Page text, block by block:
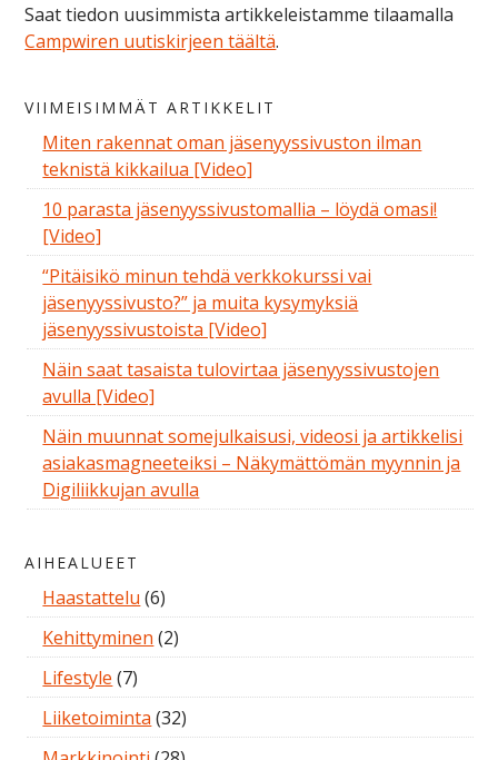
Saat tiedon uusimmista artikkeleistamme tilaamalla
Campwiren uutiskirjeen täältä.
VIIMEISIMMÄT ARTIKKELIT
Miten rakennat oman jäsenyyssivuston ilman
teknistä kikkailua [Video]
10 parasta jäsenyyssivustomallia – löydä omasi!
[Video]
“Pitäisikö minun tehdä verkkokurssi vai
jäsenyyssivusto?” ja muita kysymyksiä
jäsenyyssivustoista [Video]
Näin saat tasaista tulovirtaa jäsenyyssivustojen
avulla [Video]
Näin muunnat somejulkaisusi, videosi ja artikkelisi
asiakasmagneeteiksi – Näkymättömän myynnin ja
Digiliikkujan avulla
AIHEALUEET
Haastattelu (6)
Kehittyminen (2)
Lifestyle (7)
Liiketoiminta (32)